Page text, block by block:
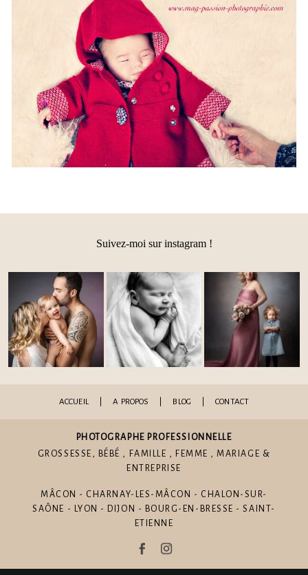
SÉANCE STUDIO / FAMILLE
Suivez-moi sur instagram !
ACCUEIL A PROPOS BLOG CONTACT
PHOTOGRAPHE PROFESSIONNELLE
GROSSESSE , BÉBÉ , FAMILLE , FEMME ,MARIAGE &
ENTREPRISE
MÂCON - CHARNAY-LES-MÂCON - CHALON-SUR-
SAÔNE - LYON - DIJON - BOURG-EN-BRESSE - SAINT-
ETIENNE